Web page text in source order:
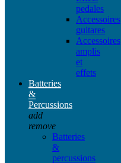
pedales
Accessoires
guitares
Accessoires
amplis
et
effets
Batteries
&
Percussions
add
remove
Batteries
&
percussions